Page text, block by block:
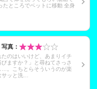
写真：
のはいいけど、あまりイチ
ますか？」と尋ねてさっさ
…。こちとらそういうのが楽
サッと洗…